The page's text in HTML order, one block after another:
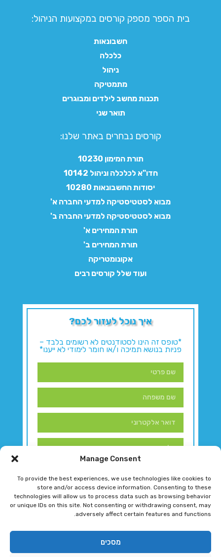
Manage Consent
To provide the best experiences, we use technologies like cookies to
store and/or access device information. Consenting to these
technologies will allow us to process data such as browsing behavior
or unique IDs on this site. Not consenting or withdrawing consent, may
adversely affect certain features and functions.
מסכים
בית הספר מספק קורסים במקצועות הניהול:
חשבונאות
כלכלה
ניהול
מתמטיקה
תכנות מחשב לילדים ומבוגרים
תואר שני
קורסים נבחרים באתר שלנו:​
תורת המימון 10230
חדו"א לכלכלה וניהול 10142
יסודות החשבונאות 10280
מבוא לסטטיסטיקה למדעי החברה א'
מבוא לסטטיסטיקה למדעי החברה ב'
תורת המחירים א'
תורת המחירים ב'
אקונומטריקה
ועוד שלל קורסים רבים
איך נוכל לעזור לכם?
*טופס זה הינו לסטודנטים לא רשומים בלבד –
פניות בנושא תמיכה ו/או חומר לימודי לא ייענו*